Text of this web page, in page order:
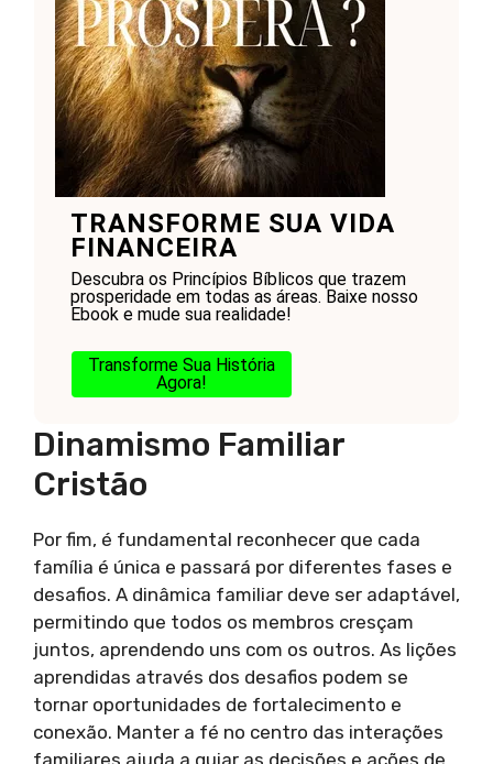
TRANSFORME SUA VIDA
FINANCEIRA
Descubra os Princípios Bíblicos que trazem
prosperidade em todas as áreas. Baixe nosso
Ebook e mude sua realidade!
Transforme Sua História
Agora!
Dinamismo Familiar
Cristão
Por fim, é fundamental reconhecer que cada
família é única e passará por diferentes fases e
desafios. A dinâmica familiar deve ser adaptável,
permitindo que todos os membros cresçam
juntos, aprendendo uns com os outros. As lições
aprendidas através dos desafios podem se
tornar oportunidades de fortalecimento e
conexão. Manter a fé no centro das interações